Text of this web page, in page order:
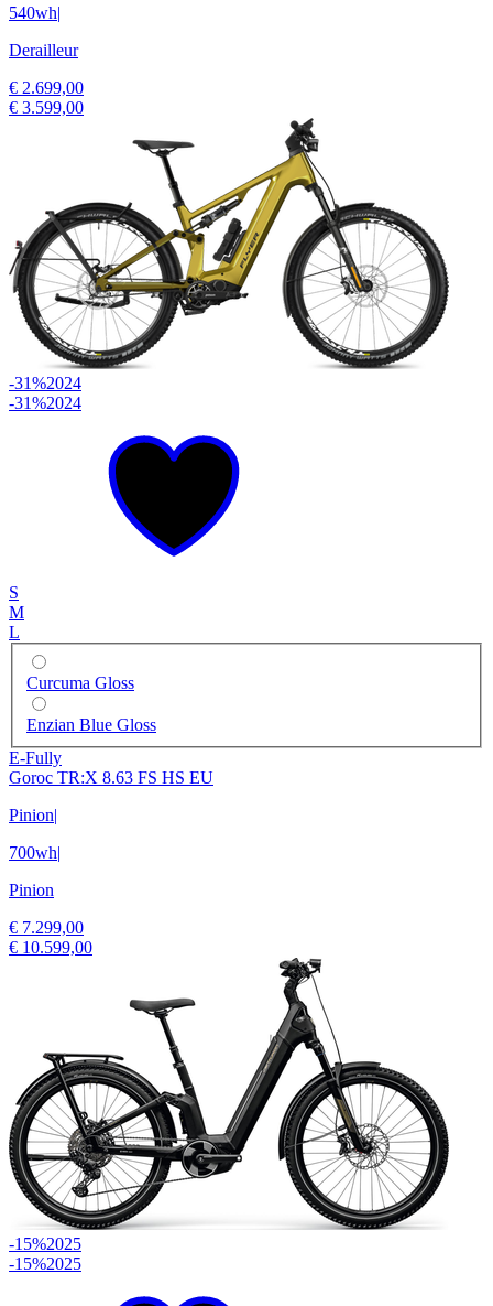
540wh|
Derailleur
€ 2.699,00
€ 3.599,00
-31%2024
-31%2024
S
M
L
Curcuma Gloss
Enzian Blue Gloss
E-Fully
Goroc TR:X 8.63 FS HS EU
Pinion|
700wh|
Pinion
€ 7.299,00
€ 10.599,00
-15%2025
-15%2025